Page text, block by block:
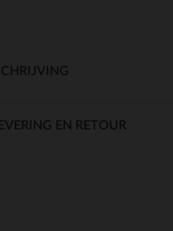
EN RETOUR